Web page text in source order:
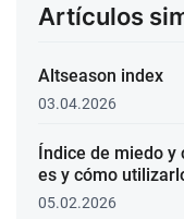
Artículos
Altseason index
03.04.2026
Índice de miedo
es y cómo
05.02.2026